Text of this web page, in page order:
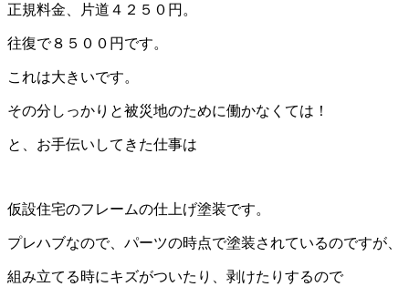
正規料金、片道４２５０円。
往復で８５００円です。
これは大きいです。
その分しっかりと被災地のために働かなくては！
と、お手伝いしてきた仕事は
仮設住宅のフレームの仕上げ塗装です。
プレハブなので、パーツの時点で塗装されているのですが、
組み立てる時にキズがついたり、剥けたりするので